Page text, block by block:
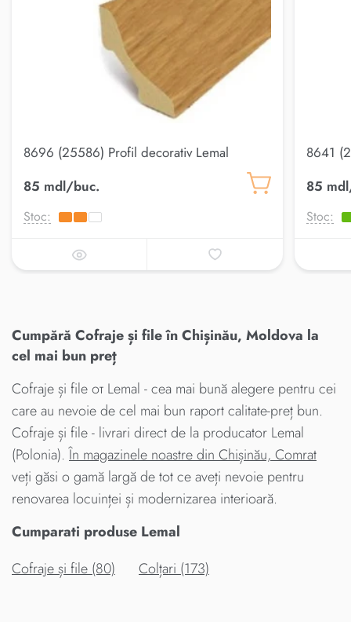
8696 (25586) Profil decorativ Lemal
85 mdl/buc.
Stoc:
8641
85
Stoc:
Cumpără Cofraje și file în Chișinău, Moldova la
cel mai bun preț
Cofraje și file от Lemal - cea mai bună alegere pentru cei
care au nevoie de cel mai bun raport calitate-preț bun.
Cofraje și file - livrari direct de la producator Lemal
(Polonia).În magazinele noastre din Chișinău, Comrat
veți găsi o gamă largă de tot ce aveți nevoie pentru
renovarea locuinței și modernizarea interioară.
Cumparati produse Lemal
Cofraje și file (80)
Colțari (173)